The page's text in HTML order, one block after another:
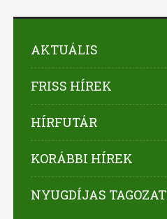
AKTUÁLIS
FRISS HÍREK
HÍRFUTÁR
KORÁBBI HÍREK
NYUGDÍJAS TAGOZAT